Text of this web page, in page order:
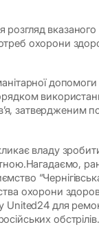
охорони
затвердженим
владу
охорони
United24 для
обстрілів.